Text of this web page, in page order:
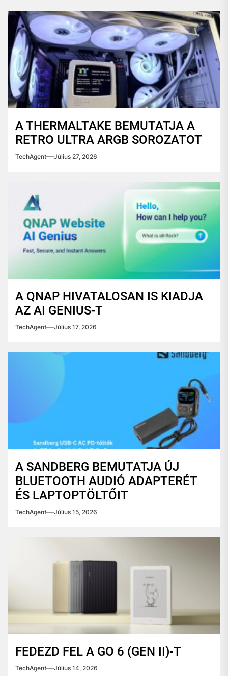
A THERMALTAKE BEMUTATJA A
RETRO ULTRA ARGB SOROZATOT
TechAgent Július 27, 2026
A QNAP HIVATALOSAN IS KIADJA
AZ AI GENIUS-T
TechAgent Július 17, 2026
A SANDBERG BEMUTATJA ÚJ
BLUETOOTH AUDIÓ ADAPTERÉT
ÉS LAPTOPTÖLTŐIT
TechAgent Július 15, 2026
FEDEZD FEL A GO 6 (GEN II)-T
TechAgent Július 14, 2026